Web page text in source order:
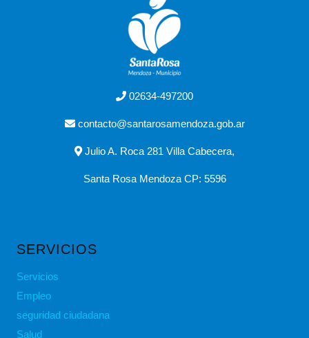
02634-497200
contacto@santarosamendoza.gob.ar
Julio A. Roca 281 Villa Cabecera,
Santa Rosa Mendoza CP: 5596
SERVICIOS
Servicios
Empleo
seguridad ciudadana
Salud